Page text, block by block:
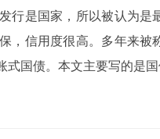
行是国家，所以被认为
，信用度很高。多年来
国债。本文主要写的是